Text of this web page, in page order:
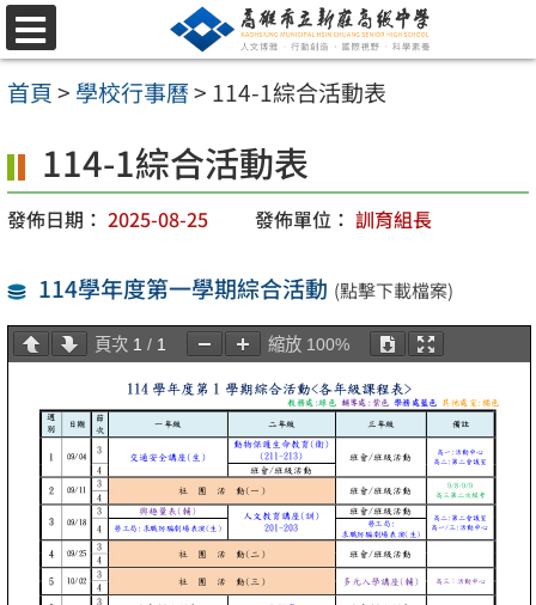
跳
至
主
內
容
選
單
首頁> 學校行事曆> 114-1綜合活動表
114-1綜合活動表
發佈日期： 2025-08-25 發佈單位： 訓育組長
114學年度第一學期綜合活動 (點擊下載檔案)
頁次 1 / 1 縮放 100%